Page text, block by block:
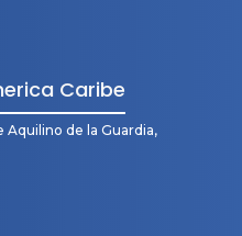
Caribe
Aquilino de la Guardia,